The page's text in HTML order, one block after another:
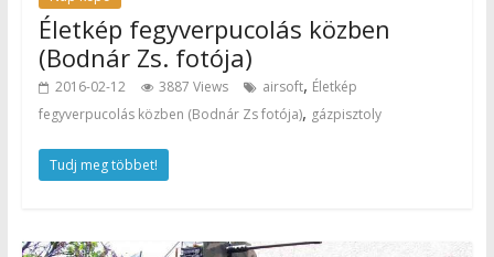
Életkép fegyverpucolás közben
(Bodnár Zs. fotója)
2016-02-12 3887 Views airsoft, Életkép
fegyverpucolás közben (Bodnár Zs fotója), gázpisztoly
Tudj meg többet!